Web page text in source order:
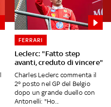
Leclerc: "Fatto step
avanti, creduto di vincere"
FERRARI
Charles Leclerc commenta il
2° posto nel GP del Belgio
dopo un grande duello con
Antonelli: "Ho...